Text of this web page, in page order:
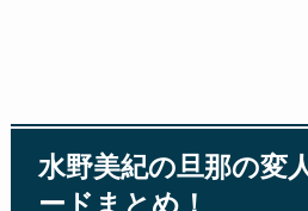
水野美紀の旦那の変
ードまとめ！